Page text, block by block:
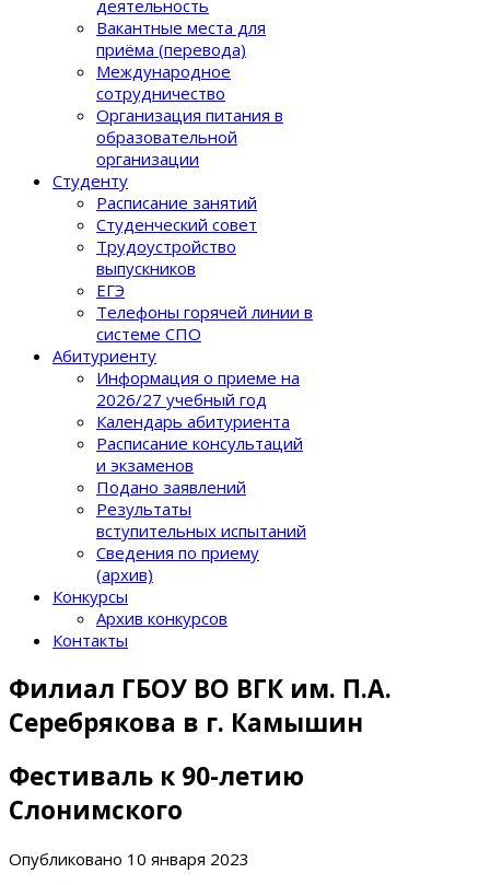
деятельность
Вакантные места для
приёма (перевода)
Международное
сотрудничество
Организация питания в
образовательной
организации
Студенту
Расписание занятий
Студенческий совет
Трудоустройство
выпускников
ЕГЭ
Телефоны горячей линии в
системе СПО
Абитуриенту
Информация о приеме на
2026/27 учебный год
Календарь абитуриента
Расписание консультаций
и экзаменов
Подано заявлений
Результаты
вступительных испытаний
Сведения по приему
(архив)
Конкурсы
Архив конкурсов
Контакты
Филиал ГБОУ ВО ВГК им. П.А.
Серебрякова в г. Камышин
Фестиваль к 90-летию
Слонимского
Опубликовано 10 января 2023